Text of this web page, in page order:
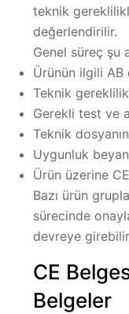
teknik
değerlendirilir.
Genel süreç şu
Ürünün ilgili
Teknik
Gerekli test ve
Teknik
Uygunluk
Ürün üzerine
Bazı ürün
sürecinde
devreye
CE
Belgeler